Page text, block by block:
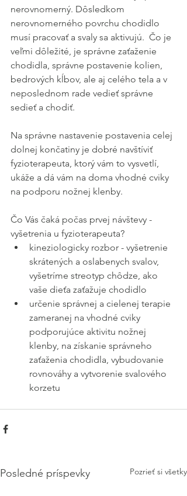
nerovnomerný. Dôsledkom
nerovnomerného povrchu chodidlo
musí pracovať a svaly sa aktivujú.  Čo je
veľmi dôležité, je správne zaťaženie
chodidla, správne postavenie kolien,
bedrových kĺbov, ale aj celého tela a v
neposlednom rade vedieť správne
sedieť a chodiť.
Na správne nastavenie postavenia celej
dolnej končatiny je dobré navštíviť
fyzioterapeuta, ktorý vám to vysvetlí,
ukáže a dá vám na doma vhodné cviky
na podporu nožnej klenby.
Čo Vás čaká počas prvej návštevy -
vyšetrenia u fyzioterapeuta?
kineziologicky rozbor - vyšetrenie
skrátených a oslabenych svalov,
vyšetríme streotyp chôdze, ako
vaše dieťa zaťažuje chodidlo
určenie správnej a cielenej terapie
zameranej na vhodné cviky
podporujúce aktivitu nožnej
klenby, na získanie správneho
zaťaženia chodidla, vybudovanie
rovnováhy a vytvorenie svalového
korzetu
Posledné príspevky Pozrieť si všetky